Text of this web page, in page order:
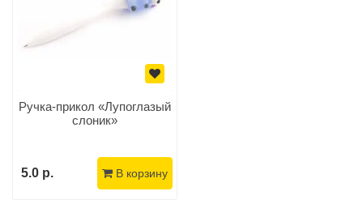
Ручка-прикол «Лупоглазый
слоник»
5.0 р. В корзину